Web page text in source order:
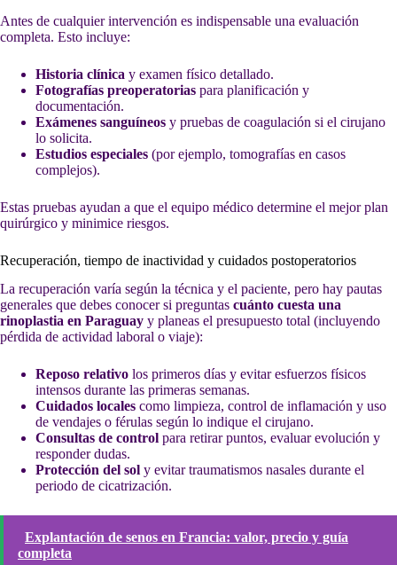
Antes de cualquier intervención es indispensable una evaluación
completa. Esto incluye:
Historia clínica y examen físico detallado.
Fotografías preoperatorias para planificación y
documentación.
Exámenes sanguíneos y pruebas de coagulación si el cirujano
lo solicita.
Estudios especiales (por ejemplo, tomografías en casos
complejos).
Estas pruebas ayudan a que el equipo médico determine el mejor plan
quirúrgico y minimice riesgos.
Recuperación, tiempo de inactividad y cuidados postoperatorios
La recuperación varía según la técnica y el paciente, pero hay pautas
generales que debes conocer si preguntas cuánto cuesta una
rinoplastia en Paraguay y planeas el presupuesto total (incluyendo
pérdida de actividad laboral o viaje):
Reposo relativo los primeros días y evitar esfuerzos físicos
intensos durante las primeras semanas.
Cuidados locales como limpieza, control de inflamación y uso
de vendajes o férulas según lo indique el cirujano.
Consultas de control para retirar puntos, evaluar evolución y
responder dudas.
Protección del sol y evitar traumatismos nasales durante el
periodo de cicatrización.
Explantación de senos en Francia: valor, precio y guía
completa